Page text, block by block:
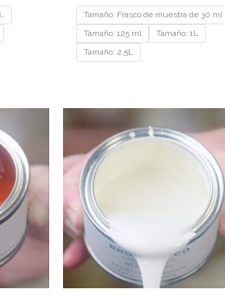
Tamaño: Frasco de muestra de 30 ml
Tamaño: 125 ml
Tamaño: 1L
Tamaño: 2,5L
€9.20
€201.95
precios:
desde
€9.20
hasta
€189.95